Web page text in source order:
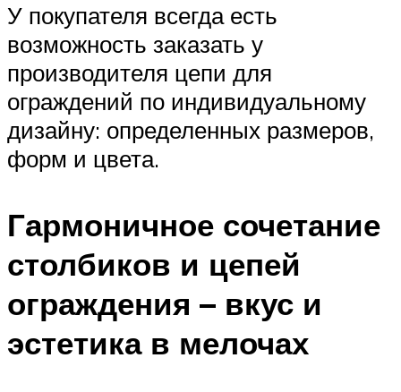
У покупателя всегда есть
возможность заказать у
производителя цепи для
ограждений по индивидуальному
дизайну: определенных размеров,
форм и цвета.
Гармоничное сочетание
столбиков и цепей
ограждения – вкус и
эстетика в мелочах